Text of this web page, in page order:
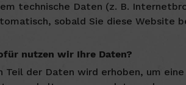
technische Daten (z. B.
sobald Sie diese Website
nutzen wir Ihre Daten?
Teil der Daten wird erhoben, um